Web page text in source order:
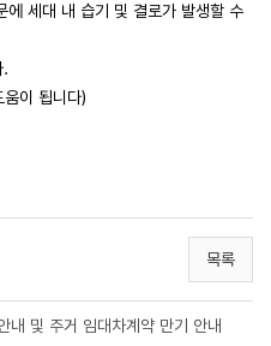
에 세대 내 습기 및 결로가 발생할 수
.
이 됩니다)
목록
내 및 주거 임대차계약 만기 안내